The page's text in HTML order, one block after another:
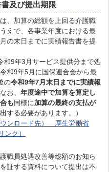
及び提出期限
、加算の総額を上回る介護職
えで、各事業年度における最
の末日までに実績報告書を提
和9年3月サービス提供分まで処
和9年5月に国保連合会から最
の令和9年7月末日までに実績報
お、年度途中で加算を算定し
も同様に加算の最終の支払が
する必要があります。）
ンロード先） 厚生労働省
ンク）
職員処遇改善等総額のお知ら
証する資料について提出は不